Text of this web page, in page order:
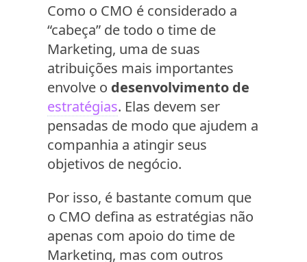
Como o CMO é considerado a
“cabeça” de todo o time de
Marketing, uma de suas
atribuições mais importantes
envolve o desenvolvimento de
estratégias. Elas devem ser
pensadas de modo que ajudem a
companhia a atingir seus
objetivos de negócio.
Por isso, é bastante comum que
o CMO defina as estratégias não
apenas com apoio do time de
Marketing, mas com outros